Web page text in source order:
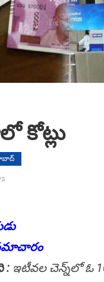
స‌మాచారం
: ఇటీవ‌ల చెన్న్‌లో ఓ